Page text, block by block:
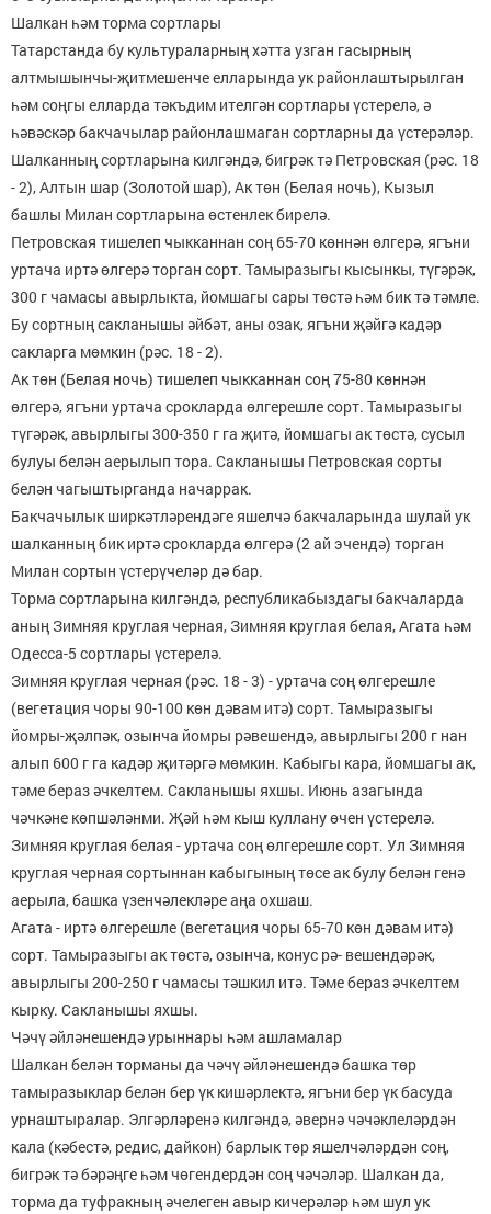
Шалкан һәм торма сортлары
Татарстанда бу культураларның хәтта узган гасырның
алтмышынчы-җитмешенче елларында ук районлаштырылган
һәм соңгы елларда тәкъдим ителгән сортлары үстерелә, ә
һәвәскәр бакчачылар районлашмаган сортлар­ны да үстерәләр.
Шалканның сортларына килгәндә, бигрәк тә Петров­ская (рәс. 18
- 2), Алтын шар (Золотой шар), Ак төн (Бе­лая ночь), Кызыл
башлы Милан сортларына өстенлек би­релә.
Петровская тишелеп чыкканнан соң 65-70 көннән өлгерә, ягъни
уртача иртә өлгерә торган сорт. Тамыразы­гы кысынкы, түгәрәк,
300 г чамасы авырлыкта, йомша­гы сары төстә һәм бик тә тәмле.
Бу сортның сакланышы әйбәт, аны озак, ягъни җәйгә кадәр
сакларга мөмкин (рәс. 18 - 2).
Ак төн (Белая ночь) тишелеп чыкканнан соң 75-80 көннән
өлгерә, ягъни уртача срокларда өлгерешле сорт. Тамыразыгы
түгәрәк, авырлыгы 300-350 г га җитә, йом­шагы ак төстә, сусыл
булуы белән аерылып тора. Сакла­нышы Петровская сорты
белән чагыштырганда начар­рак.
Бакчачылык ширкәтләрендәге яшелчә бакчаларында шулай ук
шалканның бик иртә срокларда өлгерә (2 ай эчендә) торган
Милан сортын үстерүчеләр дә бар.
Торма сортларына килгәндә, республикабыздагы бак­чаларда
аның Зимняя круглая черная, Зимняя круглая белая, Агата һәм
Одесса-5 сортлары үстерелә.
Зимняя круглая черная (рәс. 18 - 3) - уртача соң өлгерешле
(вегетация чоры 90-100 көн дәвам итә) сорт. Тамыразыгы
йомры-җәлпәк, озынча йомры рәвешендә, авырлыгы 200 г нан
алып 600 г га кадәр җитәргә мөм­кин. Кабыгы кара, йомшагы ак,
тәме бераз әчкелтем. Сак­ланышы яхшы. Июнь азагында
чәчкәне көпшәләнми. Җәй һәм кыш куллану өчен үстерелә.
Зимняя круглая белая - уртача соң өлгерешле сорт. Ул Зимняя
круглая черная сортыннан кабыгының төсе ак булу белән генә
аерыла, башка үзенчәлекләре аңа ох­шаш.
Агата - иртә өлгерешле (вегетация чоры 65-70 көн дәвам итә)
сорт. Тамыразыгы ак төстә, озынча, конус рә- вешендәрәк,
авырлыгы 200-250 г чамасы тәшкил итә. Тәме бераз әчкелтем
кырку. Сакланышы яхшы.
Чәчү әйләнешендә урыннары һәм ашламалар
Шалкан белән торманы да чәчү әйләнешендә башка төр
тамыразыклар белән бер үк кишәрлектә, ягъни бер үк басуда
урнаштыралар. Элгәрләренә килгәндә, әвернә чәчәклеләрдән
кала (кәбестә, редис, дайкон) барлык төр яшелчәләрдән соң,
бигрәк тә бәрәңге һәм чөгендердән соң чәчәләр. Шалкан да,
торма да туфракның әчелеген авыр кичерәләр һәм шул ук